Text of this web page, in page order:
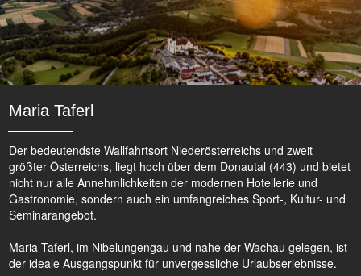
Maria Taferl
Der bedeutendste Wallfahrtsort Niederösterreichs und zweit
größter Österreichs, liegt hoch über dem Donautal (443) und bietet
nicht nur alle Annehmlichkeiten der modernen Hotellerie und
Gastronomie, sondern auch ein umfangreiches Sport-, Kultur- und
Seminarangebot.
Maria Taferl, im Nibelungengau und nahe der Wachau gelegen, ist
der ideale Ausgangspunkt für unvergessliche Urlaubserlebnisse.